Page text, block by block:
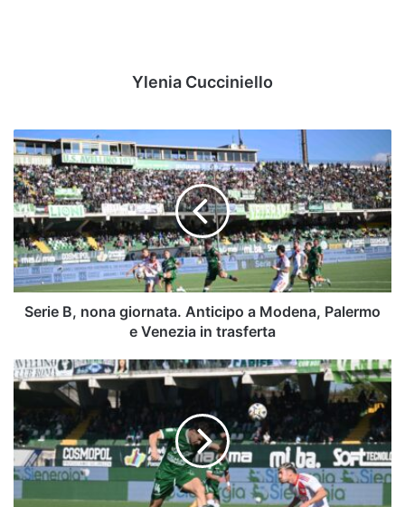
Ylenia Cucciniello
Serie
B,
nona
giornata.
Anticipo
a
Modena,
Palermo
e
Venezia
Serie B, nona giornata. Anticipo a Modena, Palermo
e Venezia in trasferta
Tenuta
difensiva
e
approccio
iniziale:
le
chiavi
di